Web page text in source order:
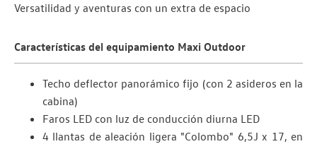
Versatilidad y aventuras con un extra de espacio
Características del equipamiento Maxi Outdoor
Techo deflector panorámico fijo (con 2 asideros en la
cabina)
Faros LED con luz de conducción diurna LED
4 llantas de aleación ligera "Colombo" 6,5J x 17, en